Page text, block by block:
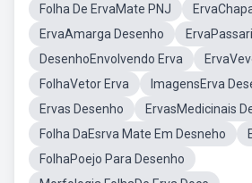
Folha De ErvaMate PNJ
ErvaAmarga Desenho
DesenhoEnvolvendo Erva
FolhaVetor Erva
ImagensErva
Ervas Desenho
ErvasMedicinais
Folha DaEsrva Mate Em Desneho
FolhaPoejo Para Desenho